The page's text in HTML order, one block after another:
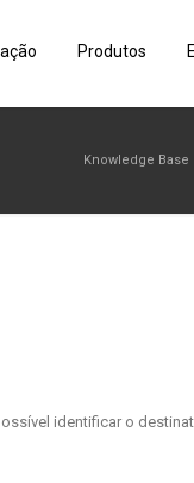
Produtos
Knowledge Base
identificar o